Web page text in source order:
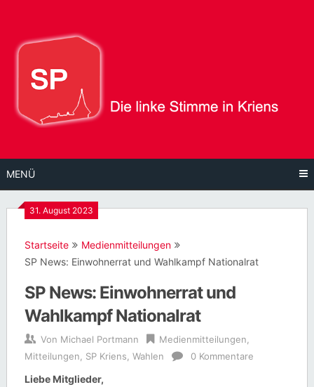
Inhalt
MENÜ
31. August 2023
Startseite
Medienmitteilungen
SP News: Einwohnerrat und Wahlkampf Nationalrat
SP News: Einwohnerrat und
Wahlkampf Nationalrat
Von Michael Portmann Medienmitteilungen
Mitteilungen
SP Kriens Wahlen 0 Kommentare
Liebe Mitglieder,